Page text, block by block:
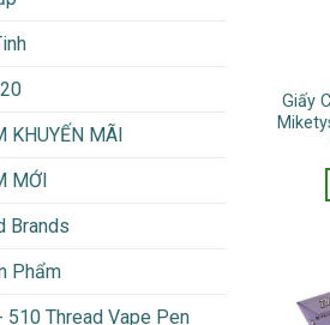
KHUYẾN MÃI
MỚI
Brands
Phẩm
510 Thread Vape Pen
Giấy